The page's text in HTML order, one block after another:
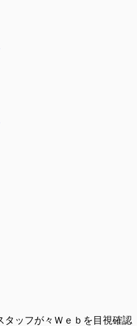
タッフが々Ｗｅｂを目視確認